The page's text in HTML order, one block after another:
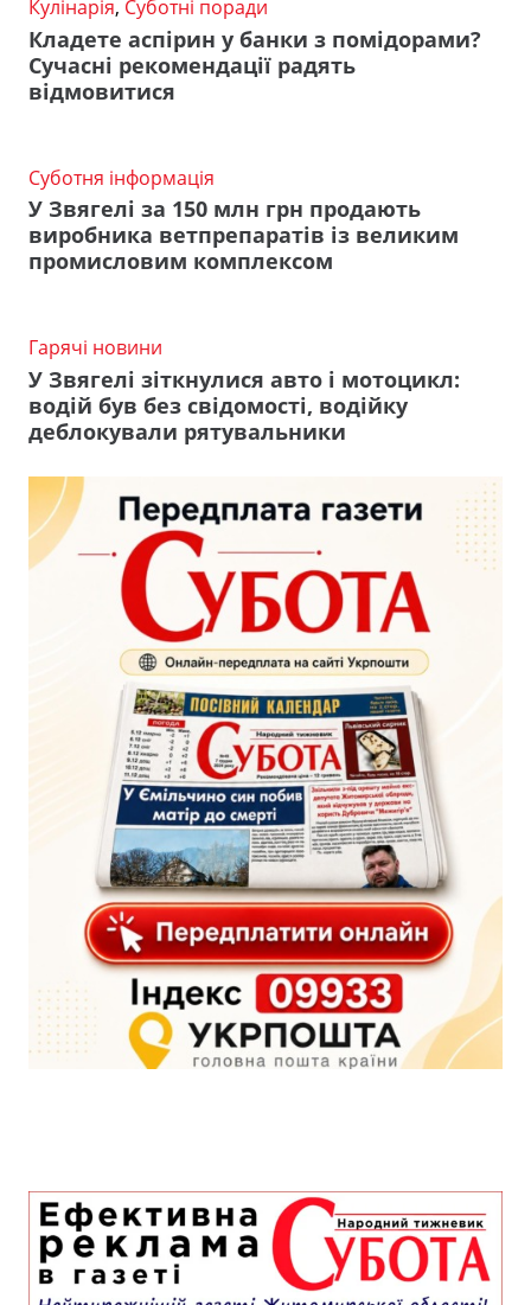
Кулінарія, Суботні поради
Кладете аспірин у банки з помідорами?
Сучасні рекомендації радять
відмовитися
Суботня інформація
У Звягелі за 150 млн грн продають
виробника ветпрепаратів із великим
промисловим комплексом
Гарячі новини
У Звягелі зіткнулися авто і мотоцикл:
водій був без свідомості, водійку
деблокували рятувальники